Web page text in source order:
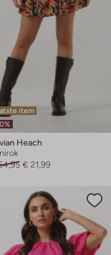
item
Heach
€ 21,99